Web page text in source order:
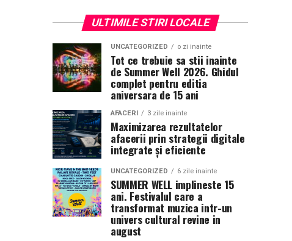
ULTIMILE STIRI LOCALE
UNCATEGORIZED o zi inainte
Tot ce trebuie sa stii inainte
de Summer Well 2026. Ghidul
complet pentru editia
aniversara de 15 ani
AFACERI 3 zile inainte
Maximizarea rezultatelor
afacerii prin strategii digitale
integrate și eficiente
UNCATEGORIZED 6 zile inainte
SUMMER WELL implineste 15
ani. Festivalul care a
transformat muzica intr-un
univers cultural revine in
august